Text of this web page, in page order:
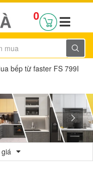
0
bếp từ faster FS 799I